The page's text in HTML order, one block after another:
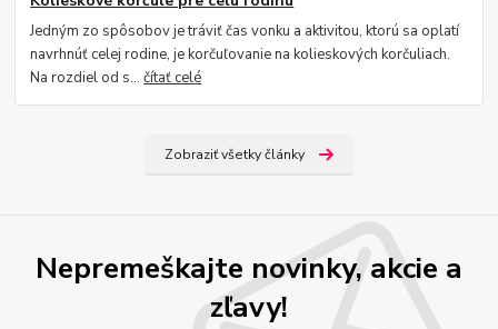
Jedným zo spôsobov je tráviť čas vonku a aktivitou, ktorú sa oplatí
navrhnúť celej rodine, je korčuľovanie na kolieskových korčuliach.
Na rozdiel od s...čítať celé
Zobraziť všetky články
Nepremeškajte novinky, akcie a
zľavy!